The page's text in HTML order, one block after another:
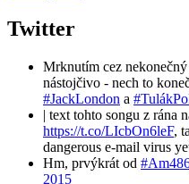
Twitter
Mrknutím cez
nástojčivo - nech to
#JackLondon a
| text tohto songu z rána
https://t.co/LIcbOn6leF,
dangerous e-mail virus
Hm, prvýkrát od
2015